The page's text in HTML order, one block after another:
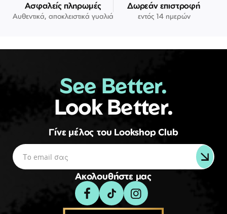
Ασφαλείς πληρωμές
Αυθεντικά, αποκλειστικά γυαλιά
Δωρεάν επιστροφή
εντός 14 ημερών
See Better.
Look Better.
Γίνε μέλος του Lookshop Club
Ακολουθήστε μας